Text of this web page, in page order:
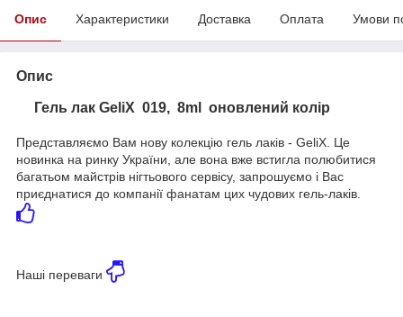
Опис Характеристики Доставка Оплата Умови
Опис
Гель лак GeliX 019, 8ml оновлений колір
Представляємо Вам нову колекцію гель лаків - GeliX. Це
новинка на ринку України, але вона вже встигла полюбитися
багатьом майстрів нігтьового сервісу, запрошуємо і Вас
приєднатися до компанії фанатам цих чудових гель-лаків.
Наші переваги